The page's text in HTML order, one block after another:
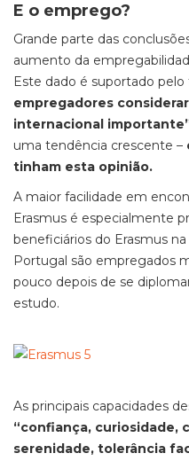
E o emprego?
Grande parte das
aumento da
Este dado é suportado pelo
empregadores
internacional
uma tendência crescente –
tinham esta opinião.
A maior facilidade em
Erasmus é especialmente
beneficiários do Erasmus
Portugal são empregados
pouco depois de se
estudo.
As principais capacidades
“confiança, curiosidade,
serenidade, tolerância